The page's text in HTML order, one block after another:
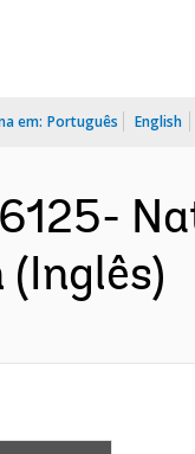
em: Português English